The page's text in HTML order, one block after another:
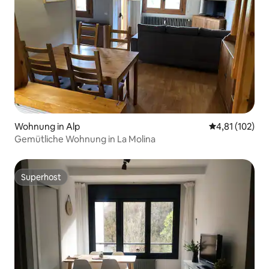
Wohnung in Alp
4,81 (102)
Gemütliche Wohnung in La Molina
Superhost
Superhost